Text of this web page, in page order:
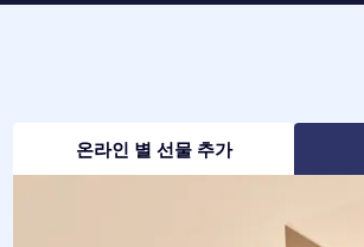
온라인 별 선물 추가